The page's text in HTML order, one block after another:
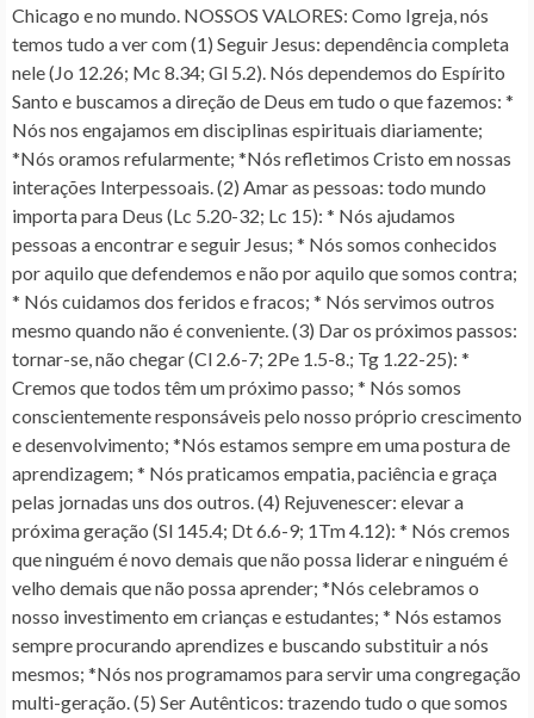
Chicago e no mundo. NOSSOS VALORES: Como Igreja, nós
temos tudo a ver com (1) Seguir Jesus: dependência completa
nele (Jo 12.26; Mc 8.34; Gl 5.2). Nós dependemos do Espírito
Santo e buscamos a direção de Deus em tudo o que fazemos: *
Nós nos engajamos em disciplinas espirituais diariamente;
*Nós oramos refularmente; *Nós refletimos Cristo em nossas
interações Interpessoais. (2) Amar as pessoas: todo mundo
importa para Deus (Lc 5.20-32; Lc 15): * Nós ajudamos
pessoas a encontrar e seguir Jesus; * Nós somos conhecidos
por aquilo que defendemos e não por aquilo que somos contra;
* Nós cuidamos dos feridos e fracos; * Nós servimos outros
mesmo quando não é conveniente. (3) Dar os próximos passos:
tornar-se, não chegar (Cl 2.6-7; 2Pe 1.5-8.; Tg 1.22-25): *
Cremos que todos têm um próximo passo; * Nós somos
conscientemente responsáveis pelo nosso próprio crescimento
e desenvolvimento; *Nós estamos sempre em uma postura de
aprendizagem; * Nós praticamos empatia, paciência e graça
pelas jornadas uns dos outros. (4) Rejuvenescer: elevar a
próxima geração (Sl 145.4; Dt 6.6-9; 1Tm 4.12): * Nós cremos
que ninguém é novo demais que não possa liderar e ninguém é
velho demais que não possa aprender; *Nós celebramos o
nosso investimento em crianças e estudantes; * Nós estamos
sempre procurando aprendizes e buscando substituir a nós
mesmos; *Nós nos programamos para servir uma congregação
multi-geração. (5) Ser Autênticos: trazendo tudo o que somos